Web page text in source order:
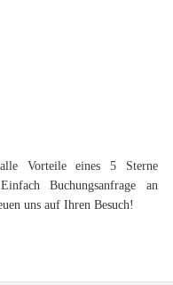
Vorteile eines 5 Sterne
Buchungsanfrage an
uns auf Ihren Besuch!